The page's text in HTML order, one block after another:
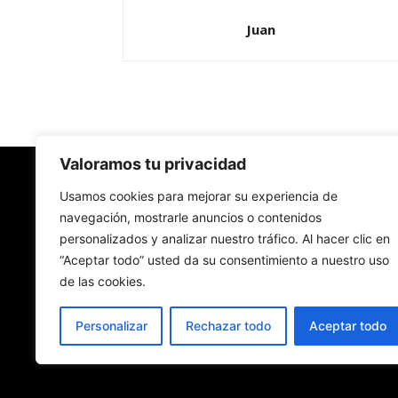
Valoramos tu privacidad
Usamos cookies para mejorar su experiencia de
navegación, mostrarle anuncios o contenidos
personalizados y analizar nuestro tráfico. Al hacer clic en
“Aceptar todo” usted da su consentimiento a nuestro uso
de las cookies.
Personalizar Rechazar todo Aceptar todo
Juan
Redes Cristianas
Una mirada alternativa sobre la Iglesia católica
- Colectivos de Redes Cristianas